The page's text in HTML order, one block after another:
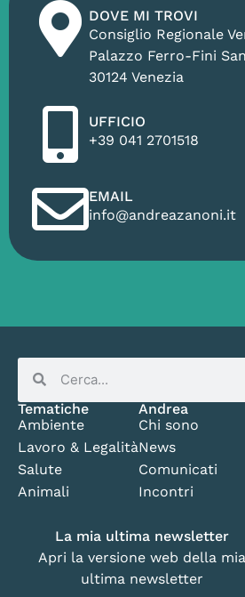
DOVE MI TROVI
Consiglio Regionale
Palazzo Ferro-Fini
30124 Venezia
UFFICIO
+39 041 2701518
EMAIL
info@andreazanoni.it
Tematiche
Ambiente
Lavoro & Legalità
Salute
Animali
Andrea
Chi sono
News
Comunicati
Incontri
La mia ultima newsletter
Apri la versione web della mia
ultima newsletter